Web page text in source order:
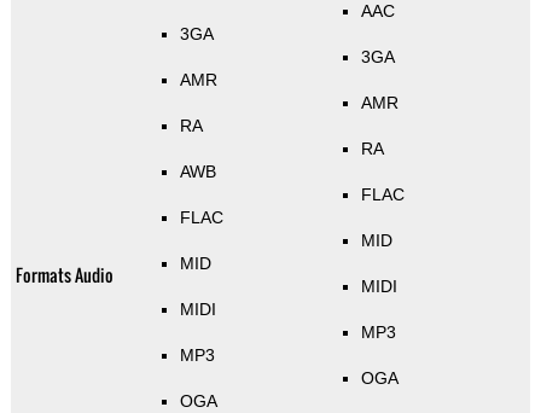
Formats Audio
3GA
AMR
RA
AWB
FLAC
MID
MIDI
MP3
OGA
AAC
3GA
AMR
RA
FLAC
MID
MIDI
MP3
OGA